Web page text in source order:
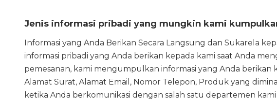
Jenis informasi pribadi yang mungkin kami
Informasi yang Anda Berikan Secara Langsung dan Sukarela
informasi pribadi yang Anda berikan kepada kami saat Anda
pemesanan, kami mengumpulkan informasi yang Anda berikan
Alamat Surat, Alamat Email, Nomor Telepon, Produk yang
ketika Anda berkomunikasi dengan salah satu departemen